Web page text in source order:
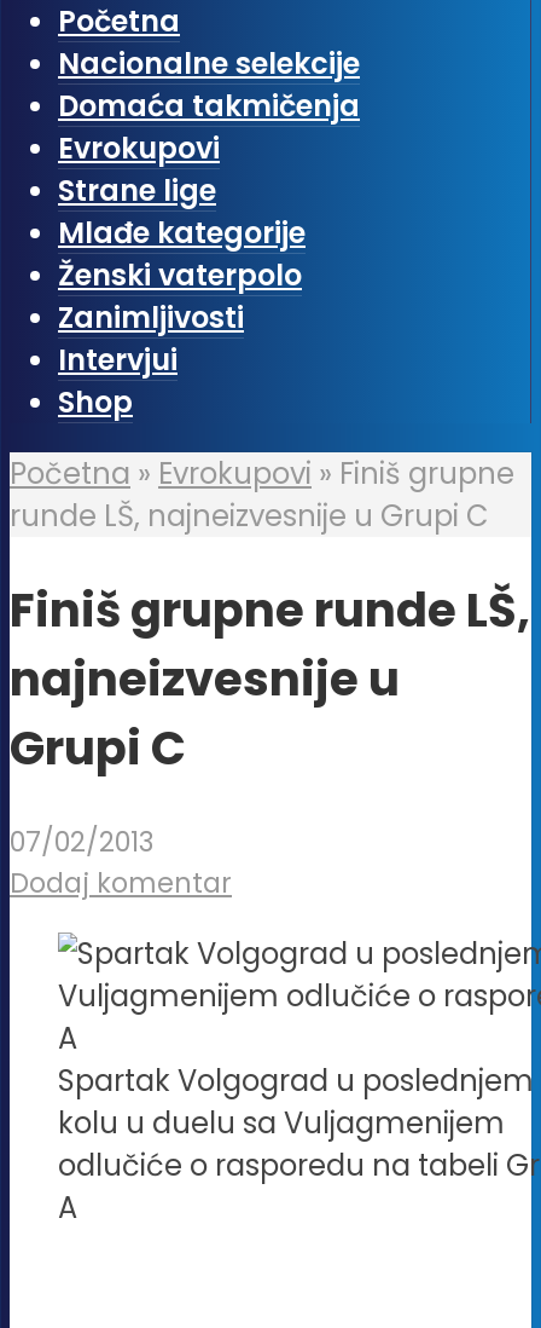
Početna
Nacionalne selekcije
Domaća takmičenja
Evrokupovi
Strane lige
Mlađe kategorije
Ženski vaterpolo
Zanimljivosti
Intervjui
Shop
Početna » Evrokupovi » Finiš grupne
runde LŠ, najneizvesnije u Grupi C
Finiš grupne runde LŠ,
najneizvesnije u
Grupi C
07/02/2013
Dodaj komentar
Spartak Volgograd u poslednjem
kolu u duelu sa Vuljagmenijem
odlučiće o rasporedu na tabeli
A